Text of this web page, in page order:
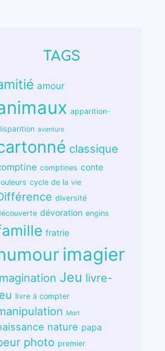
TAGS
amour
apparition-
aventure
classique
comptines conte
cycle de la vie
diversité
dévoration engins
fratrie
imagier
Jeu livre-
livre à compter
Mort
nature papa
photo premier